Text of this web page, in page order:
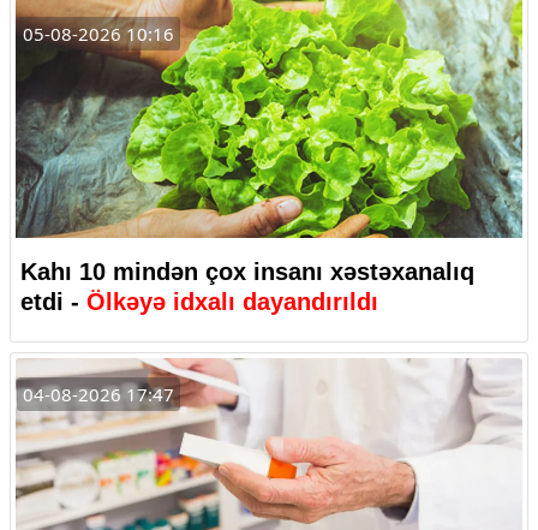
05-08-2026 10:16
Kahı 10 mindən çox insanı xəstəxanalıq
etdi - Ölkəyə idxalı dayandırıldı
04-08-2026 17:47